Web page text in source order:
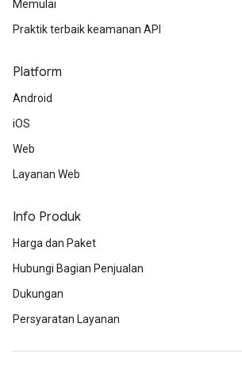
Memulai
Praktik terbaik keamanan API
Platform
Android
iOS
Web
Layanan Web
Info Produk
Harga dan Paket
Hubungi Bagian Penjualan
Dukungan
Persyaratan Layanan